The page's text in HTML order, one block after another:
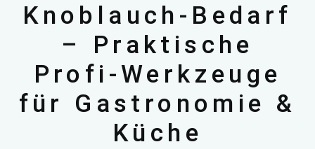
Knoblauch-Bedarf
– Praktische
Profi-Werkzeuge
für Gastronomie &
Küche